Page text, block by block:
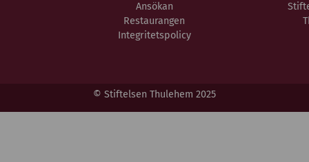
Ansökan
Restaurangen
Integritetspolicy
© Stiftelsen Thulehem 2025